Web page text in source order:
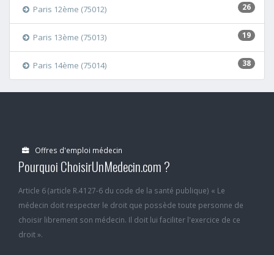
26
Paris 12ème (75012)
19
Paris 13ème (75013)
38
Paris 14ème (75014)
Offres d'emploi médecin
Pourquoi ChoisirUnMedecin.com ?
Article 6 (article R.4127-6 du code de la santé publique) « Le
médecin doit respecter le droit que possède toute personne de
choisir librement son médecin. Il doit lui faciliter l'exercice de ce
droit ».